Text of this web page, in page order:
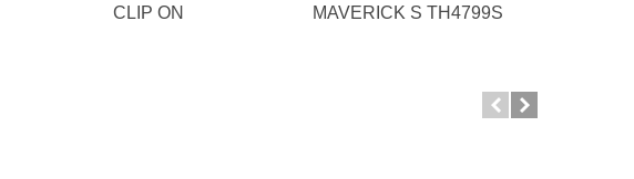
CLIP ON MAVERICK S TH4799S